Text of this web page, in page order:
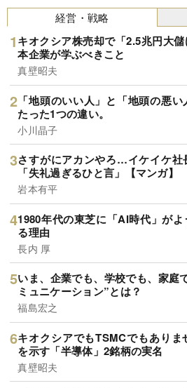
経営・戦略
キオクシア株売却で「2.5兆円大
本企業が学ぶべきこと
真壁昭夫
「地頭のいい人」と「地頭の悪い
たった1つの違い。
小川晶子
さすがにアカンやろ…イケイケ社
「失礼過ぎるひと言」【マンガ】
岩本有平
1980年代の東芝に「AI時代」が
る理由
長内 厚
いま、企業でも、学校でも、家庭
ミュニケーション”とは？
福島宏之
キオクシアでもTSMCでもあり
を示す「半導体」2銘柄の実名
真壁昭夫